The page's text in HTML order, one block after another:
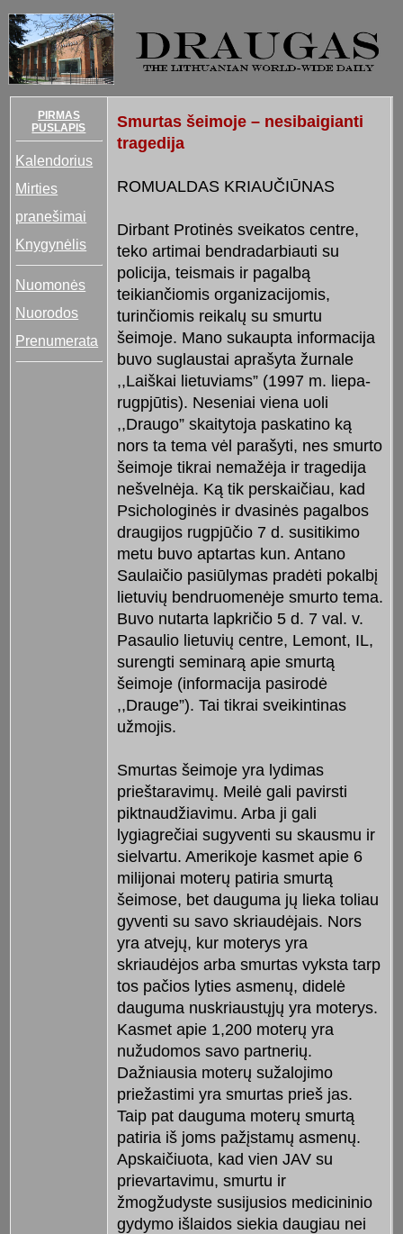
PIRMAS
PUSLAPIS
Kalendorius
Mirties
pranešimai
Knygynėlis
Nuomonės
Nuorodos
Prenumerata
Smurtas šeimoje – nesibaigianti
tragedija
ROMUALDAS KRIAUČIŪNAS
Dirbant Protinės sveikatos centre,
teko artimai bendradarbiauti su
policija, teismais ir pagalbą
teikiančiomis organizacijomis,
turinčiomis reikalų su smurtu
šeimoje. Mano sukaupta informacija
buvo suglaustai aprašyta žurnale
,,Laiškai lietuviams” (1997 m. liepa-
rugpjūtis). Neseniai viena uoli
,,Draugo” skaitytoja paskatino ką
nors ta tema vėl parašyti, nes smurto
šeimoje tikrai nemažėja ir tragedija
nešvelnėja. Ką tik perskaičiau, kad
Psichologinės ir dvasinės pagalbos
draugijos rugpjūčio 7 d. susitikimo
metu buvo aptartas kun. Antano
Saulaičio pasiūlymas pradėti pokalbį
lietuvių bendruomenėje smurto tema.
Buvo nutarta lapkričio 5 d. 7 val. v.
Pasaulio lietuvių centre, Lemont, IL,
surengti seminarą apie smurtą
šeimoje (informacija pasirodė
,,Drauge”). Tai tikrai sveikintinas
užmojis.
Smurtas šeimoje yra lydimas
prieštaravimų. Meilė gali pavirsti
piktnaudžiavimu. Arba ji gali
lygiagrečiai sugyventi su skausmu ir
sielvartu. Amerikoje kasmet apie 6
milijonai moterų patiria smurtą
šeimose, bet dauguma jų lieka toliau
gyventi su savo skriaudėjais. Nors
yra atvejų, kur moterys yra
skriaudėjos arba smurtas vyksta tarp
tos pačios lyties asmenų, didelė
dauguma nuskriaustųjų yra moterys.
Kasmet apie 1,200 moterų yra
nužudomos savo partnerių.
Dažniausia moterų sužalojimo
priežastimi yra smurtas prieš jas.
Taip pat dauguma moterų smurtą
patiria iš joms pažįstamų asmenų.
Apskaičiuota, kad vien JAV su
prievartavimu, smurtu ir
žmogžudyste susijusios medicininio
gydymo išlaidos siekia daugiau nei